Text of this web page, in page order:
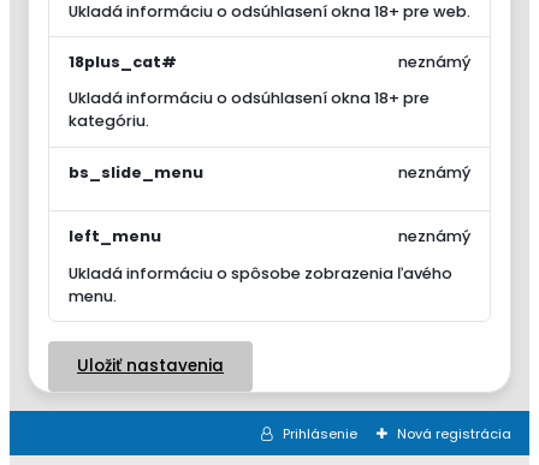
Ukladá informáciu o odsúhlasení okna 18+ pre web.
18plus_cat#
Ukladá informáciu o odsúhlasení okna 18+ pre
kategóriu.
neznámý
bs_slide_menu neznámý
left_menu
Ukladá informáciu o spôsobe zobrazenia ľavého
menu.
neznámý
Uložiť nastavenia
Prihlásenie Nová registrácia